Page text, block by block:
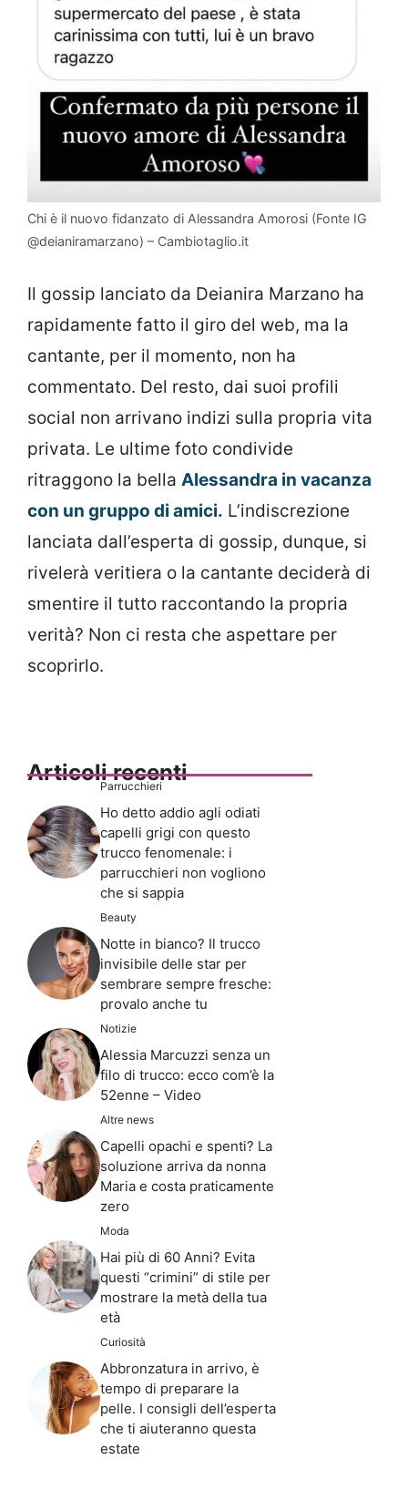
Chi è il nuovo fidanzato di Alessandra Amorosi (Fonte IG
@deianiramarzano) – Cambiotaglio.it
Il gossip lanciato da Deianira Marzano ha
rapidamente fatto il giro del web, ma la
cantante, per il momento, non ha
commentato. Del resto, dai suoi profili
social non arrivano indizi sulla propria vita
privata. Le ultime foto condivide
ritraggono la bella Alessandra in vacanza
con un gruppo di amici. L’indiscrezione
lanciata dall’esperta di gossip, dunque, si
rivelerà veritiera o la cantante deciderà di
smentire il tutto raccontando la propria
verità? Non ci resta che aspettare per
scoprirlo.
Articoli recenti
Parrucchieri
Ho detto addio agli odiati
capelli grigi con questo
trucco fenomenale: i
parrucchieri non vogliono
che si sappia
Beauty
Notte in bianco? Il trucco
invisibile delle star per
sembrare sempre fresche:
provalo anche tu
Notizie
Alessia Marcuzzi senza un
filo di trucco: ecco com’è la
52enne – Video
Altre news
Capelli opachi e spenti? La
soluzione arriva da nonna
Maria e costa praticamente
zero
Moda
Hai più di 60 Anni? Evita
questi “crimini” di stile per
mostrare la metà della tua
età
Curiosità
Abbronzatura in arrivo, è
tempo di preparare la
pelle. I consigli dell’esperta
che ti aiuteranno questa
estate